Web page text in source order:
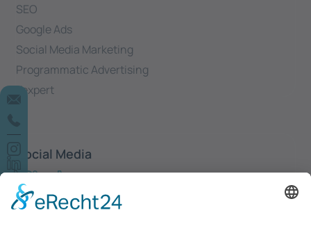
SEO
Google Ads
Social Media Marketing
Programmatic Advertising
Yexpert
Social Media